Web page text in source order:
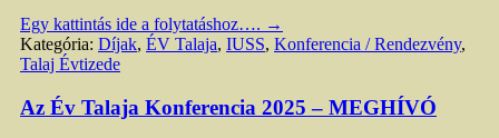
Egy kattintás ide a folytatáshoz…. →
Kategória: Díjak, ÉV Talaja, IUSS, Konferencia / Rendezvény,
Talaj Évtizede
Az Év Talaja Konferencia 2025 – MEGHÍVÓ